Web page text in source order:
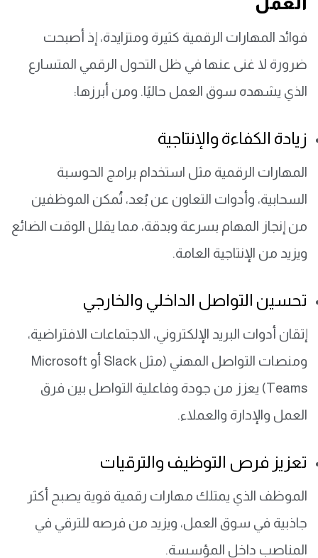
فوائد المهارات الرقمية كثيرة ومتزايدة، إذ أصبحت
ضرورة لا غنى عنها في ظل التحول الرقمي المتسارع
الذي يشهده سوق العمل حاليًا. ومن أبرزها:
زيادة الكفاءة والإنتاجية
المهارات الرقمية مثل استخدام برامج الحوسبة
السحابية، وأدوات التعاون عن بُعد، تُمكن الموظفين
من إنجاز المهام بسرعة وبدقة، مما يقلل الوقت الضائع
ويزيد من الإنتاجية العامة.
تحسين التواصل الداخلي والخارجي
إتقان أدوات البريد الإلكتروني، الاجتماعات الافتراضية،
ومنصات التواصل المهني (مثل Slack أو Microsoft
Teams) يعزز من جودة وفاعلية التواصل بين فرق
العمل والإدارة والعملاء.
تعزيز فرص التوظيف والترقيات
الموظف الذي يمتلك مهارات رقمية قوية يصبح أكثر
جاذبية في سوق العمل، ويزيد من فرصه للترقي في
المناصب داخل المؤسسة.